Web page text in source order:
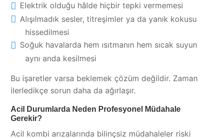
Elektrik olduğu hâlde hiçbir tepki vermemesi
Alışılmadık sesler, titreşimler ya da yanık kokusu
hissedilmesi
Soğuk havalarda hem ısıtmanın hem sıcak suyun
aynı anda kesilmesi
Bu işaretler varsa beklemek çözüm değildir. Zaman
ilerledikçe sorun daha da ağırlaşır.
Acil Durumlarda Neden Profesyonel Müdahale
Gerekir?
Acil kombi arızalarında bilinçsiz müdahaleler riski